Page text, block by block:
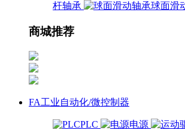
杆轴承
球面滑
商城推荐
FA工业自动化/微控制器
PLC 电源